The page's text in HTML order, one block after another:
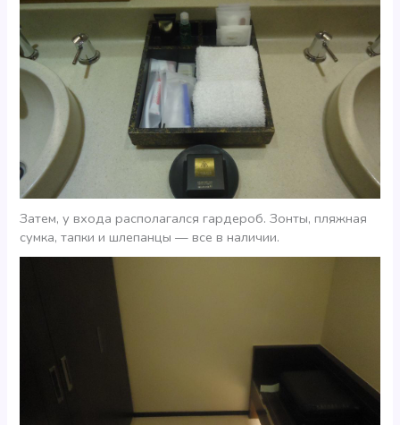
Затем, у входа располагался гардероб. Зонты, пляжная
сумка, тапки и шлепанцы — все в наличии.